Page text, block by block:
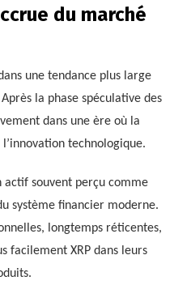
du marché
une tendance plus large
la phase spéculative des
dans une ère où la
technologique.
actif souvent perçu comme
système financier moderne.
longtemps réticentes,
facilement XRP dans leurs